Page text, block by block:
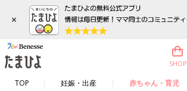
×
TOP 妊娠・出産 赤ちゃん・育児
SHOP